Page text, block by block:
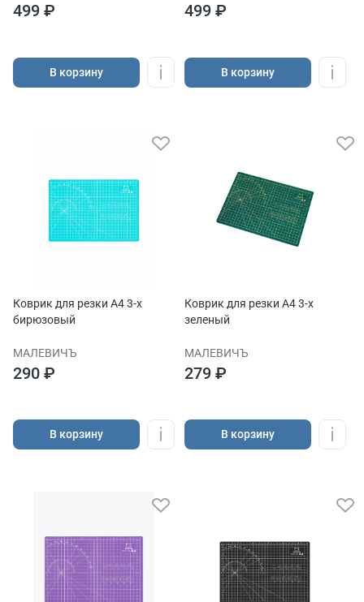
499 ₽
В корзину
499 ₽
В корзину
Коврик для резки А4 3-x
бирюзовый
МАЛЕВИЧЪ
290 ₽
В корзину
Коврик для резки А4 3-x
зеленый
МАЛЕВИЧЪ
279 ₽
В корзину